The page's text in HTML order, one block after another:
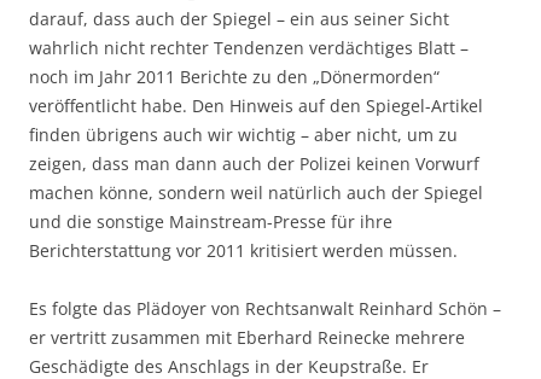
darauf, dass auch der Spiegel – ein aus seiner Sicht
wahrlich nicht rechter Tendenzen verdächtiges Blatt –
noch im Jahr 2011 Berichte zu den „Dönermorden“
veröffentlicht habe. Den Hinweis auf den Spiegel-Artikel
finden übrigens auch wir wichtig – aber nicht, um zu
zeigen, dass man dann auch der Polizei keinen Vorwurf
machen könne, sondern weil natürlich auch der Spiegel
und die sonstige Mainstream-Presse für ihre
Berichterstattung vor 2011 kritisiert werden müssen.
Es folgte das Plädoyer von Rechtsanwalt Reinhard Schön –
er vertritt zusammen mit Eberhard Reinecke mehrere
Geschädigte des Anschlags in der Keupstraße. Er